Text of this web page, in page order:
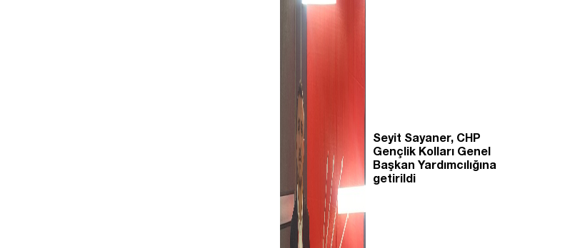
Seyit Sayaner, CHP
Gençlik Kolları Genel
Başkan Yardımcılığına
getirildi